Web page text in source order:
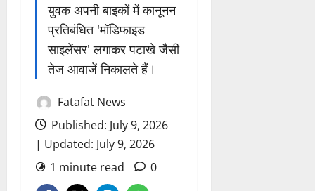
युवक अपनी बाइकों में कानूनन
प्रतिबंधित 'मॉडिफाइड
साइलेंसर' लगाकर पटाखे जैसी
तेज आवाजें निकालते हैं।
Fatafat News
Published: July 9, 2026
| Updated: July 9, 2026
1 minute read
0